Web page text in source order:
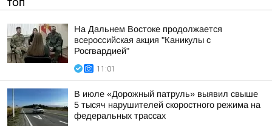
ТОП
На Дальнем Востоке продолжается
всероссийская акция "Каникулы с
Росгвардией"
11:01
В июле «Дорожный патруль» выявил свыше
5 тысяч нарушителей скоростного режима на
федеральных трассах